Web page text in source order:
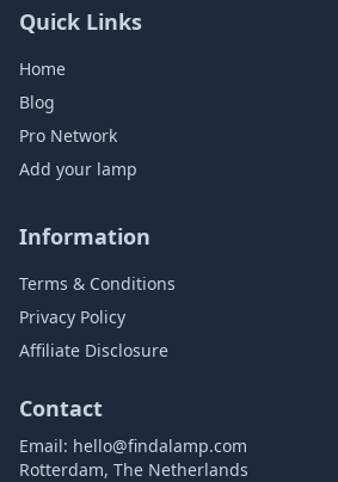
Quick Links
Home
Blog
Pro Network
Add your lamp
Information
Terms & Conditions
Privacy Policy
Affiliate Disclosure
Contact
Email: hello@findalamp.com
Rotterdam, The Netherlands